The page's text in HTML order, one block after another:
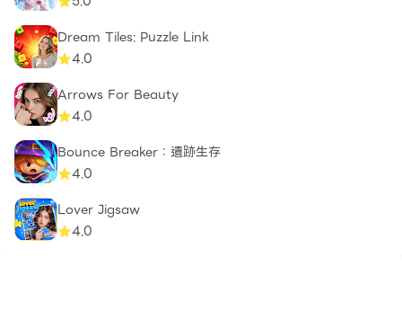
Dream Tiles: Puzzle Link​
4.0
Arrows For Beauty
4.0
Bounce Breaker：遺跡生存
4.0
Lover Jigsaw
4.0